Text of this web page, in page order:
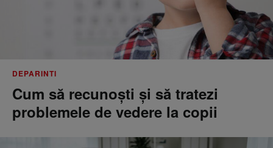
DEPARINTI
Cum să recunoști și să tratezi
problemele de vedere la copii